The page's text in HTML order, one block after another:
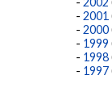
2001
2000
1999
1998
1997